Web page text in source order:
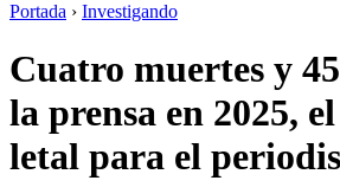
Portada › Investigando
Cuatro muertes y
la prensa en 2025,
letal para el